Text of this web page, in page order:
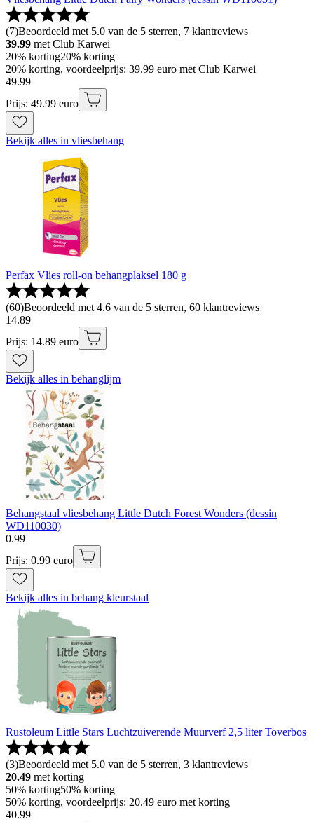
(7)Beoordeeld met 5.0 van de 5 sterren, 7 klantreviews
39.99 met Club Karwei
20% korting20% korting
20% korting, voordeelprijs: 39.99 euro met Club Karwei
49.99
Prijs: 49.99 euro
Bekijk alles in vliesbehang
Perfax Vlies roll-on behangplaksel 180 g
(60)Beoordeeld met 4.6 van de 5 sterren, 60 klantreviews
14.89
Prijs: 14.89 euro
Bekijk alles in behanglijm
Behangstaal vliesbehang Little Dutch Forest Wonders (dessin
WD110030)
0.99
Prijs: 0.99 euro
Bekijk alles in behang kleurstaal
Rustoleum Little Stars Luchtzuiverende Muurverf 2,5 liter Toverbos
(3)Beoordeeld met 5.0 van de 5 sterren, 3 klantreviews
20.49 met korting
50% korting50% korting
50% korting, voordeelprijs: 20.49 euro met korting
40.99